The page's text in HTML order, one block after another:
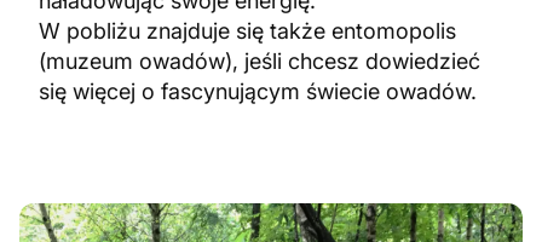
W pobliżu znajduje się także entomopolis
(muzeum owadów), jeśli chcesz dowiedzieć
się więcej o fascynującym świecie owadów.